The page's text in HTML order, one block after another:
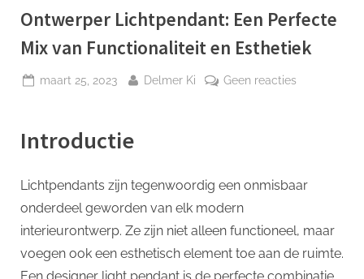
Ontwerper Lichtpendant: Een Perfecte
Mix van Functionaliteit en Esthetiek
Geplaatst
maart 25, 2023 Door
Delmer Ki Geen reactiesop
van
en
Esthetiek
Introductie
Lichtpendants zijn tegenwoordig een onmisbaar
onderdeel geworden van elk modern
interieurontwerp. Ze zijn niet alleen functioneel, maar
voegen ook een esthetisch element toe aan de ruimte.
Een designer light pendant is de perfecte combinatie